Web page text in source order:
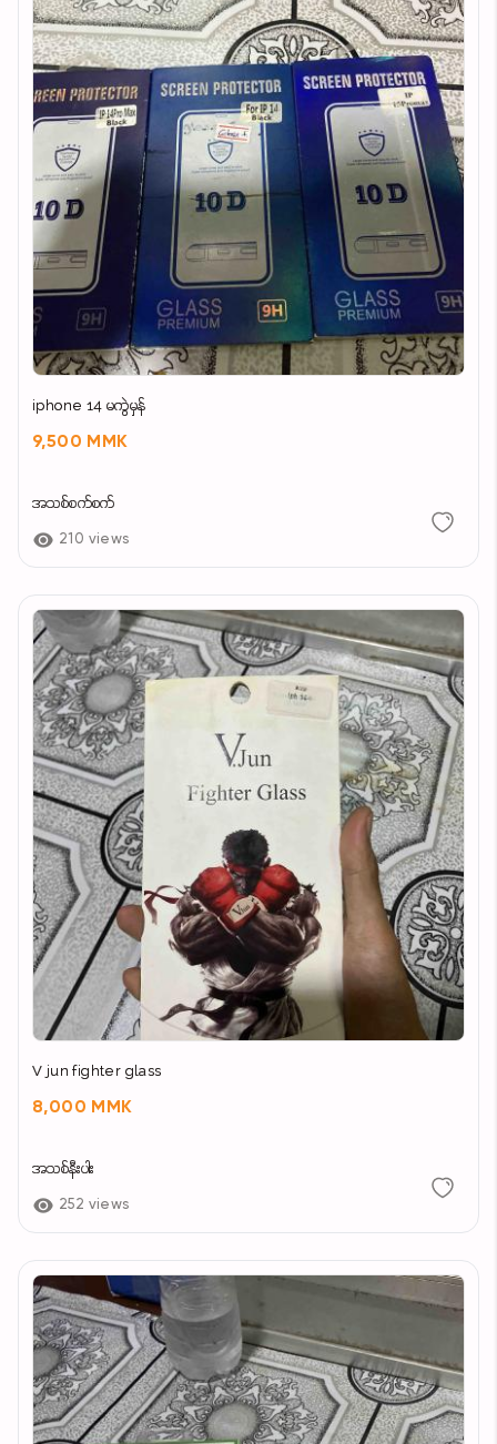
iphone 14 မကွဲမှန်
9,500 MMK
အသစ်စက်စက်
210 views
V jun fighter glass
8,000 MMK
အသစ်နီးပါး
252 views